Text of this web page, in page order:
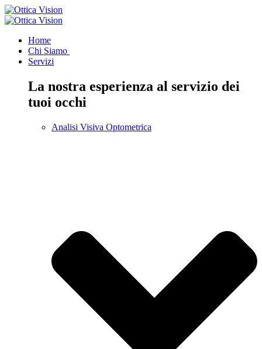
Home
Chi Siamo
Servizi
La nostra esperienza al servizio dei
tuoi occhi
Analisi Visiva Optometrica